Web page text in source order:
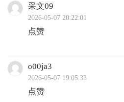
采文09
2026-05-07 20:22:01
点赞
o00ja3
2026-05-07 19:05:33
点赞